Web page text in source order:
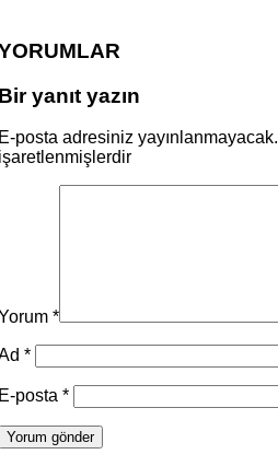
yanıt yazın
posta adresiniz yayınlanmayacak.
*
*
posta *